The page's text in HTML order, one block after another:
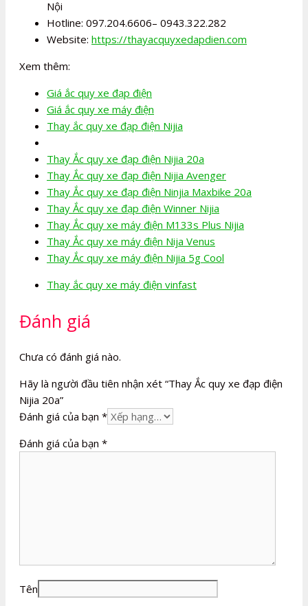
Nội
Hotline: 097.204.6606– 0943.322.282
Website: https://thayacquyxedapdien.com
Xem thêm:
Giá ắc quy xe đạp điện
Giá ắc quy xe máy điện
Thay ắc quy xe đạp điện Nijia
Thay Ắc quy xe đạp điện Nijia 20a
Thay Ắc quy xe đạp điện Nijia Avenger
Thay Ắc quy xe đạp điện Ninjia Maxbike 20a
Thay Ắc quy xe đạp điện Winner Nijia
Thay Ắc quy xe máy điện M133s Plus Nijia
Thay Ắc quy xe máy điện Nija Venus
Thay Ắc quy xe máy điện Nijia 5g Cool
Thay ắc quy xe máy điện vinfast
Đánh giá
Chưa có đánh giá nào.
Hãy là người đầu tiên nhận xét “Thay Ắc quy xe đạp điện
Nijia 20a”
Đánh giá của bạn *
Đánh giá của bạn *
Tên